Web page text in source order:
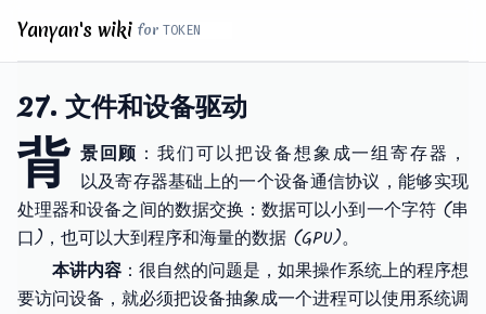
Yanyan's wiki for
27. 文件和设备驱动
背 景回顾 ：我们可以把设备想象成一组寄存器，
以及寄存器基础上的一个设备通信协议，能够实现
处理器和设备之间的数据交换：数据可以小到一个字符 (串
口)，也可以大到程序和海量的数据 (GPU)。
本讲内容 ：很自然的问题是，如果操作系统上的程序想
要访问设备，就必须把设备抽象成一个进程可以使用系统调